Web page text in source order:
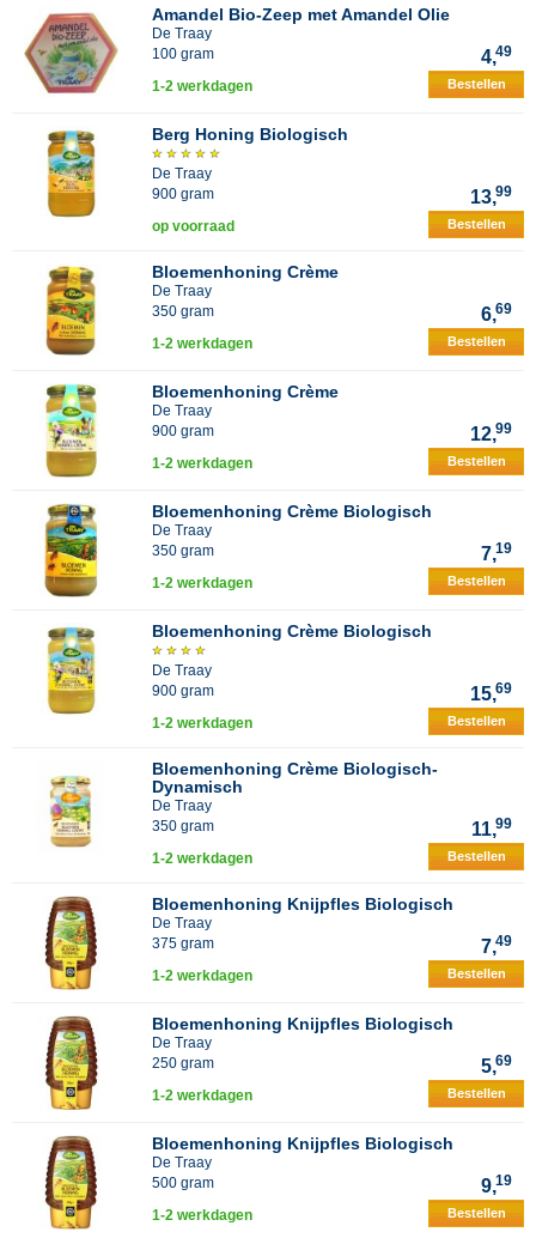
Amandel Bio-Zeep met Amandel Olie
De Traay
100 gram
4,49
1-2 werkdagen Bestellen
Berg Honing Biologisch
De Traay
900 gram
13,99
op voorraad Bestellen
Bloemenhoning Crème
De Traay
350 gram
6,69
1-2 werkdagen Bestellen
Bloemenhoning Crème
De Traay
900 gram
12,99
1-2 werkdagen Bestellen
Bloemenhoning Crème Biologisch
De Traay
350 gram
7,19
1-2 werkdagen Bestellen
Bloemenhoning Crème Biologisch
De Traay
900 gram
15,69
1-2 werkdagen Bestellen
Bloemenhoning Crème Biologisch-
Dynamisch
De Traay
350 gram
11,99
1-2 werkdagen Bestellen
Bloemenhoning Knijpfles Biologisch
De Traay
375 gram
7,49
1-2 werkdagen Bestellen
Bloemenhoning Knijpfles Biologisch
De Traay
250 gram
5,69
1-2 werkdagen Bestellen
Bloemenhoning Knijpfles Biologisch
De Traay
500 gram
9,19
1-2 werkdagen Bestellen